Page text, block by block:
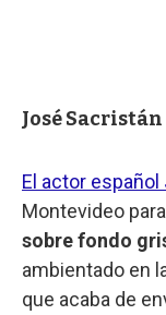
José
El actor
Montevideo
sobre fondo
ambientado en
que acaba de